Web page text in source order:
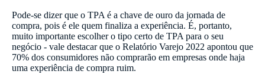
Pode-se dizer que o TPA é a chave de ouro da jornada de
compra, pois é ele quem finaliza a experiência. É, portanto,
muito importante escolher o tipo certo de TPA para o seu
negócio - vale destacar que o Relatório Varejo 2022 apontou que
70% dos consumidores não comprarão em empresas onde haja
uma experiência de compra ruim.